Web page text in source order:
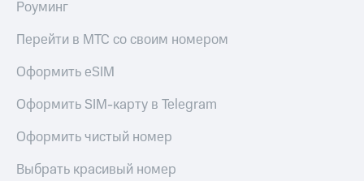
Live
Гудок
Мой
приложения
Накопления
Откладывайте
и получайте
доход 15%
Акции
пополнения
Роуминг
Перейти в МТС со своим номером
Оформить eSIM
Оформить SIM-карту в Telegram
Оформить чистый номер
Выбрать красивый номер